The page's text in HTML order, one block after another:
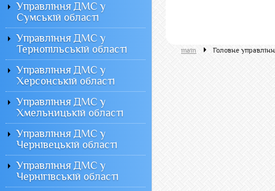
main Головне
Управління ДМС у
Сумській області
Управління ДМС у
Тернопільській області
Управління ДМС у
Херсонській області
Управління ДМС у
Хмельницькій області
Управління ДМС у
Чернівецькій області
Управління ДМС у
Чернігівській області